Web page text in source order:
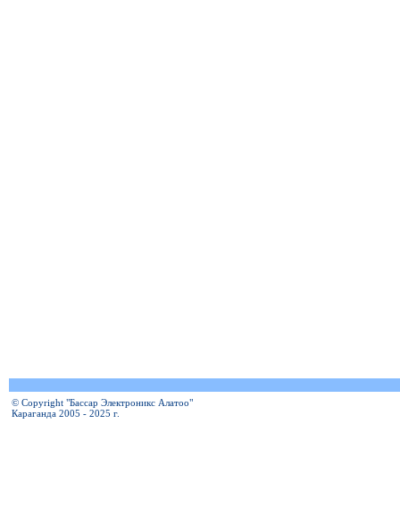
© Copyright "Бассар Электроникс Алатоо"
Караганда 2005 - 2025 г.